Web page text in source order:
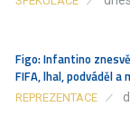
Figo: Infantino
FIFA, lhal, podváděl a
REPREZENTACE